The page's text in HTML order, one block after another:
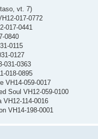
vt. 7)
017-0772
017-0441
0840
0115
0127
031-0363
018-0895
VH14-059-0017
Soul VH12-059-0100
VH12-114-0016
VH14-198-0001